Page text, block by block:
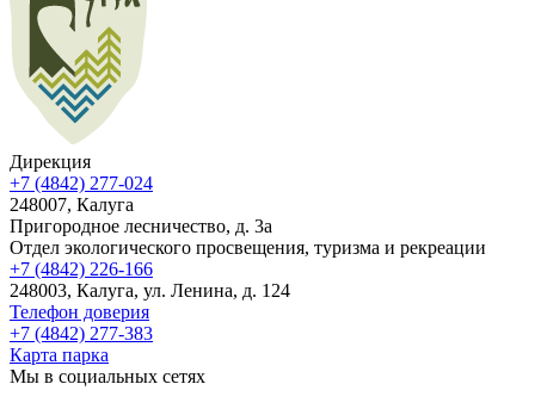
Дирекция
+7 (4842) 277-024
248007, Калуга
Пригородное лесничество, д. 3а
Отдел экологического просвещения, туризма и рекреации
+7 (4842) 226-166
248003, Калуга, ул. Ленина, д. 124
Телефон доверия
+7 (4842) 277-383
Карта парка
Мы в социальных сетях